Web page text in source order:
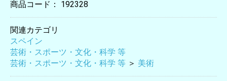
商品コード： 192328
関連カテゴリ
スペイン
芸術・スポーツ・文化・科学 等
芸術・スポーツ・文化・科学 等 ＞ 美術